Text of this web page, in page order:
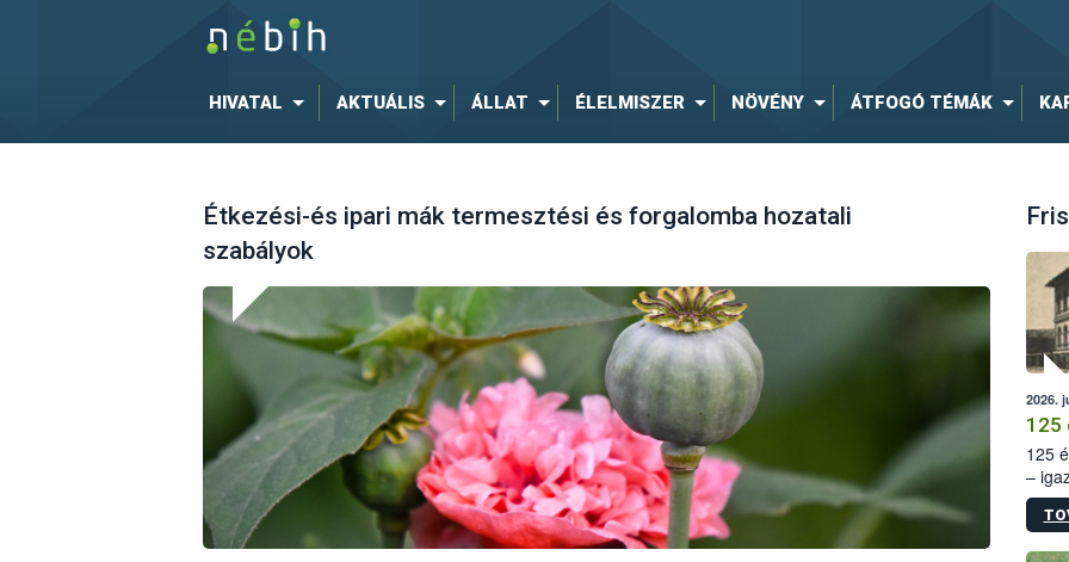
HIVATAL AKTUÁLIS ÁLLAT ÉLELMISZER NÖVÉNY ÁTFOGÓ TÉMÁK
Étkezési-és ipari mák termesztési és forgalomba hozatali
szabályok
2026.
125
125
–
15.